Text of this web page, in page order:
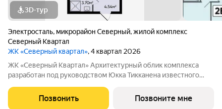
3D-тур
Электросталь, микрорайон Северный,жилой комплекс
Северный Квартал
ЖК «Северный квартал», 4 квартал 2026
ЖК «Северный Квартал» Архитектурный облик комплекса
разработан под руководством Юкка Тикканена известного
сочетании современного дизайна и северной эстетики. В
данном проекте Тикканен удачно
Позвонить Позвоните мне